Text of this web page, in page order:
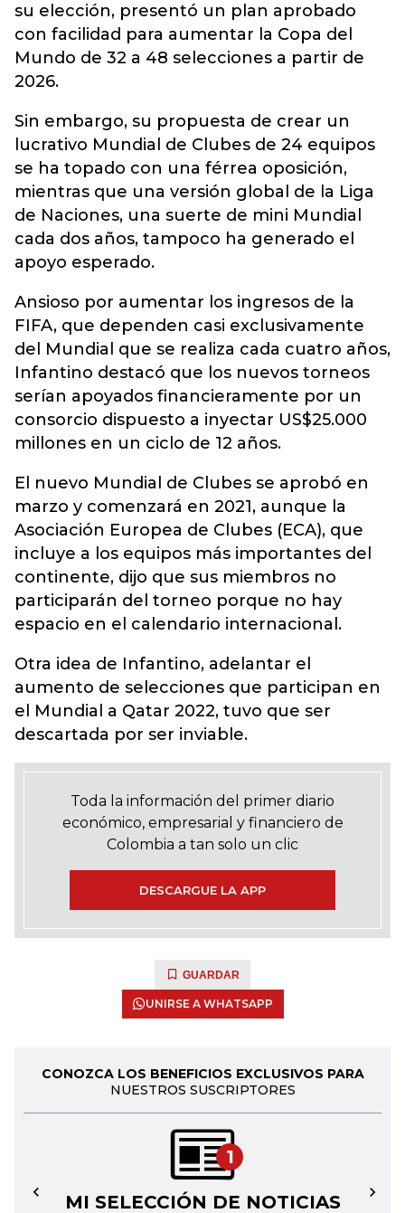
su elección, presentó un plan aprobado
con facilidad para aumentar la Copa del
Mundo de 32 a 48 selecciones a partir de
2026.
Sin embargo, su propuesta de crear un
lucrativo Mundial de Clubes de 24 equipos
se ha topado con una férrea oposición,
mientras que una versión global de la Liga
de Naciones, una suerte de mini Mundial
cada dos años, tampoco ha generado el
apoyo esperado.
Ansioso por aumentar los ingresos de la
FIFA, que dependen casi exclusivamente
del Mundial que se realiza cada cuatro años,
Infantino destacó que los nuevos torneos
serían apoyados financieramente por un
consorcio dispuesto a inyectar US$25.000
millones en un ciclo de 12 años.
El nuevo Mundial de Clubes se aprobó en
marzo y comenzará en 2021, aunque la
Asociación Europea de Clubes (ECA), que
incluye a los equipos más importantes del
continente, dijo que sus miembros no
participarán del torneo porque no hay
espacio en el calendario internacional.
Otra idea de Infantino, adelantar el
aumento de selecciones que participan en
el Mundial a Qatar 2022, tuvo que ser
descartada por ser inviable.
Toda la información del primer diario
económico, empresarial y financiero de
Colombia a tan solo un clic
DESCARGUE LA APP
GUARDAR
UNIRSE A WHATSAPP
CONOZCA LOS BENEFICIOS EXCLUSIVOS PARA
NUESTROS SUSCRIPTORES
1
MI SELECCIÓN DE NOTICIAS
← →